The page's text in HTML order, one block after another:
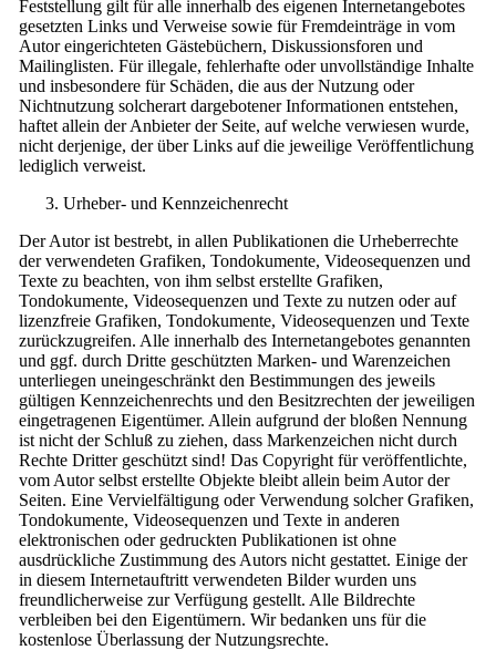
Feststellung gilt für alle innerhalb des eigenen Internetangebotes
gesetzten Links und Verweise sowie für Fremdeinträge in vom
Autor eingerichteten Gästebüchern, Diskussionsforen und
Mailinglisten. Für illegale, fehlerhafte oder unvollständige Inhalte
und insbesondere für Schäden, die aus der Nutzung oder
Nichtnutzung solcherart dargebotener Informationen entstehen,
haftet allein der Anbieter der Seite, auf welche verwiesen wurde,
nicht derjenige, der über Links auf die jeweilige Veröffentlichung
lediglich verweist.
Urheber- und Kennzeichenrecht
Der Autor ist bestrebt, in allen Publikationen die Urheberrechte
der verwendeten Grafiken, Tondokumente, Videosequenzen und
Texte zu beachten, von ihm selbst erstellte Grafiken,
Tondokumente, Videosequenzen und Texte zu nutzen oder auf
lizenzfreie Grafiken, Tondokumente, Videosequenzen und Texte
zurückzugreifen. Alle innerhalb des Internetangebotes genannten
und ggf. durch Dritte geschützten Marken- und Warenzeichen
unterliegen uneingeschränkt den Bestimmungen des jeweils
gültigen Kennzeichenrechts und den Besitzrechten der jeweiligen
eingetragenen Eigentümer. Allein aufgrund der bloßen Nennung
ist nicht der Schluß zu ziehen, dass Markenzeichen nicht durch
Rechte Dritter geschützt sind! Das Copyright für veröffentlichte,
vom Autor selbst erstellte Objekte bleibt allein beim Autor der
Seiten. Eine Vervielfältigung oder Verwendung solcher Grafiken,
Tondokumente, Videosequenzen und Texte in anderen
elektronischen oder gedruckten Publikationen ist ohne
ausdrückliche Zustimmung des Autors nicht gestattet. Einige der
in diesem Internetauftritt verwendeten Bilder wurden uns
freundlicherweise zur Verfügung gestellt. Alle Bildrechte
verbleiben bei den Eigentümern. Wir bedanken uns für die
kostenlose Überlassung der Nutzungsrechte.